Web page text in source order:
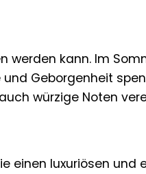
werden kann. Im
Geborgenheit
würzige Noten
einen luxuriösen und